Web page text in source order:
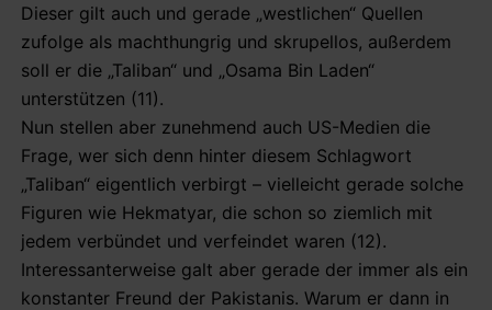
Dieser gilt auch und gerade „westlichen“ Quellen
zufolge als machthungrig und skrupellos, außerdem
soll er die „Taliban“ und „Osama Bin Laden“
unterstützen (11).
Nun stellen aber zunehmend auch US-Medien die
Frage, wer sich denn hinter diesem Schlagwort
„Taliban“ eigentlich verbirgt – vielleicht gerade solche
Figuren wie Hekmatyar, die schon so ziemlich mit
jedem verbündet und verfeindet waren (12).
Interessanterweise galt aber gerade der immer als ein
konstanter Freund der Pakistanis. Warum er dann in